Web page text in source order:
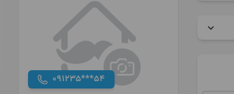
091235***54